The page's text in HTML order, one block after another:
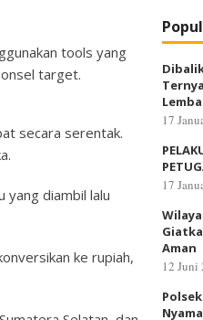
tools yang
target.
secara serentak.
yang diambil lalu
ke rupiah,
17
17
Aman
12 Juni